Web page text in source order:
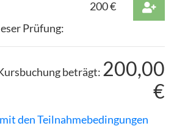
200€
Prüfung:
beträgt: 200,00
€
den Teilnahmebedingungen